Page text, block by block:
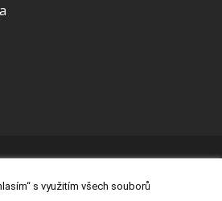
o cookies|Nastavení cookies
s využitím všech souborů